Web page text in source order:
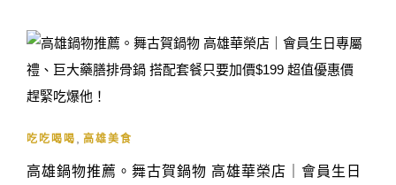
吃吃喝喝 高雄美食
高雄鍋物推薦。舞古賀鍋物 高雄華榮店｜會員生日